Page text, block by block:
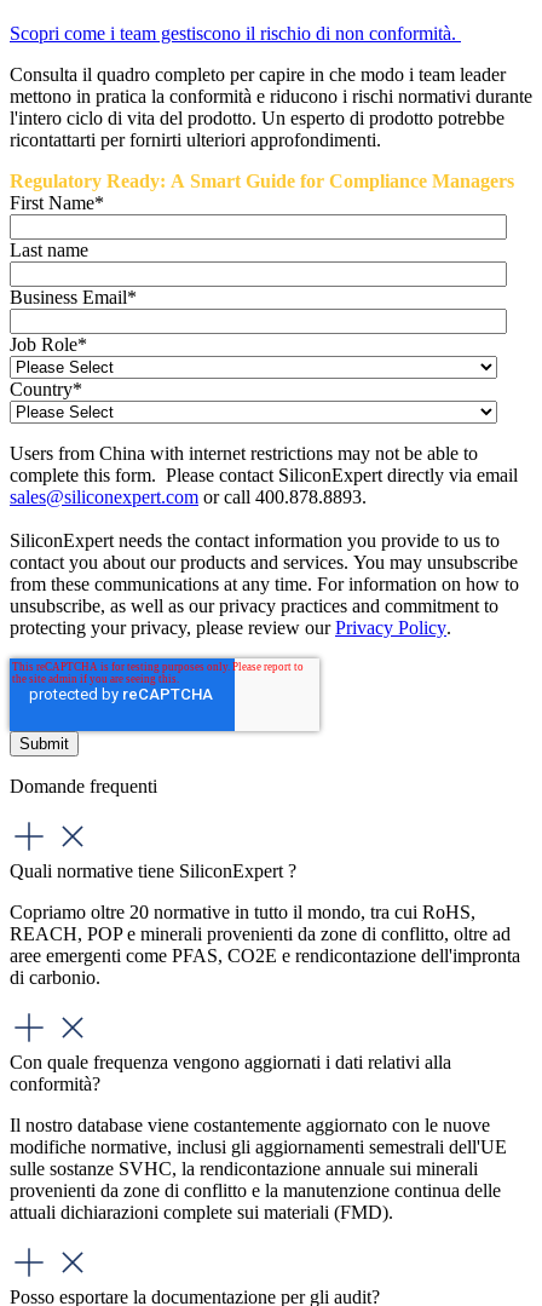
Scopri come i team gestiscono il rischio di non conformità.
Consulta il quadro completo per capire in che modo i team leader
mettono in pratica la conformità e riducono i rischi normativi durante
l'intero ciclo di vita del prodotto. Un esperto di prodotto potrebbe
ricontattarti per fornirti ulteriori approfondimenti.
Regulatory Ready: A Smart Guide for Compliance Managers
First Name*
Last name
Business Email*
Job Role*
Country*
Users from China with internet restrictions may not be able to
complete this form. Please contact SiliconExpert directly via email
sales@siliconexpert.com or call 400.878.8893.
SiliconExpert needs the contact information you provide to us to
contact you about our products and services. You may unsubscribe
from these communications at any time. For information on how to
unsubscribe, as well as our privacy practices and commitment to
protecting your privacy, please review ourPrivacy Policy.
Domande frequenti
Quali normative tiene SiliconExpert ?
Copriamo oltre 20 normative in tutto il mondo, tra cui RoHS,
REACH, POP e minerali provenienti da zone di conflitto, oltre ad
aree emergenti come PFAS, CO2E e rendicontazione dell'impronta
di carbonio.
Con quale frequenza vengono aggiornati i dati relativi alla
conformità?
Il nostro database viene costantemente aggiornato con le nuove
modifiche normative, inclusi gli aggiornamenti semestrali dell'UE
sulle sostanze SVHC, la rendicontazione annuale sui minerali
provenienti da zone di conflitto e la manutenzione continua delle
attuali dichiarazioni complete sui materiali (FMD).
Posso esportare la documentazione per gli audit?